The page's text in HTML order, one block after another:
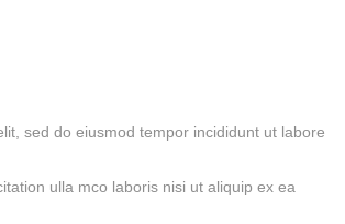
sed do eiusmod tempor incididunt ut labore
ulla mco laboris nisi ut aliquip ex ea